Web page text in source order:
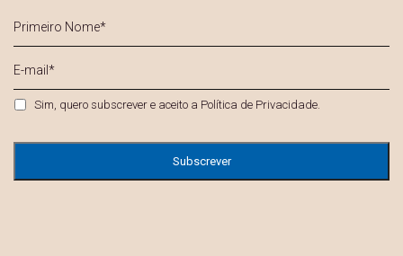
Primeiro
Nome
*
E-
mail
Privacidade *
Sim, quero subscrever e aceito a Política de Privacidade.